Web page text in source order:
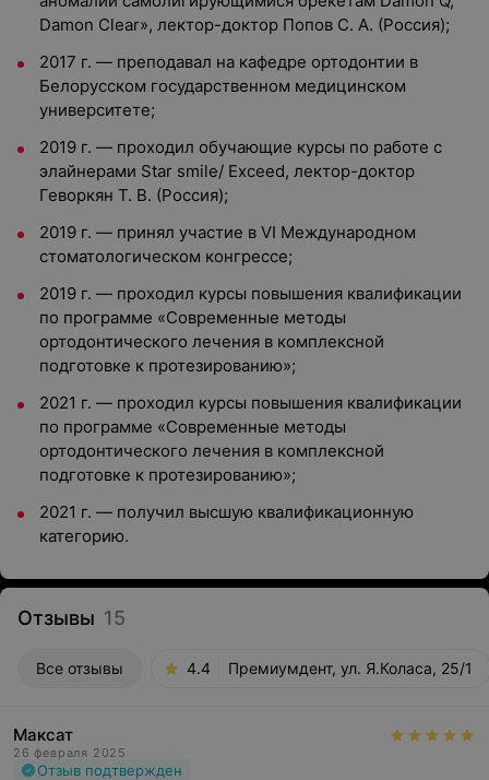
Damon Clear», лектор-доктор Попов С. А. (Россия);
2017 г. — преподавал на кафедре ортодонтии в
Белорусском государственном медицинском
университете;
2019 г. — проходил обучающие курсы по работе с
элайнерами Star smile/ Exceed, лектор-доктор
Геворкян Т. В. (Россия);
2019 г. — принял участие в VI Международном
стоматологическом конгрессе;
2019 г. — проходил курсы повышения квалификации
по программе «Современные методы
ортодонтического лечения в комплексной
подготовке к протезированию»;
2021 г. — проходил курсы повышения квалификации
по программе «Современные методы
ортодонтического лечения в комплексной
подготовке к протезированию»;
2021 г. — получил высшую квалификационную
категорию.
Отзывы 15
Все отзывы 4.4 Премиумдент, ул. Я.Коласа, 25/1
Максат
26 февраля 2025
Отзыв подтвержден